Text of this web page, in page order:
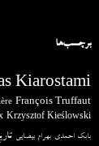
برچسب‌ها
Kiarostami
François Truffaut
Krzysztof Kieślowski
بابک احمدی بهرام بیضایی